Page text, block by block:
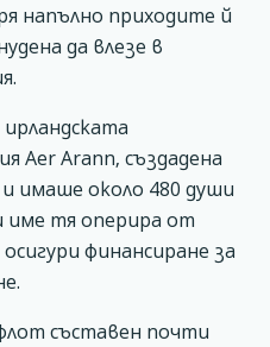
напълно приходите й
да влезе в
Aer Arann, създадена
имаше около 480 души
име тя оперира от
финансиране за
съставен почти